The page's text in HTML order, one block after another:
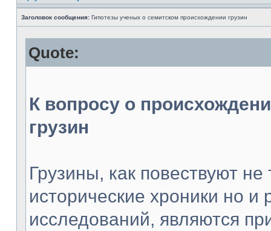
Заголовок сообщения: Гипотезы ученых о семитском происхождении грузин
Quote:
К вопросу о
грузин
Грузины, как повествуют не
исторические хроники но и
исследований, являются